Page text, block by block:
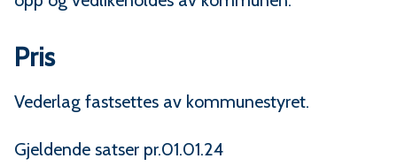
Pris
Vederlag fastsettes av kommunestyret.
Gjeldende satser pr.01.01.24